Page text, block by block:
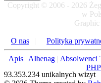
Copyright © 2006 - 2026
w
O nas | Polityka
Apis | Alhenag | Absolwenci
93.353.234 unikalnych wizyt